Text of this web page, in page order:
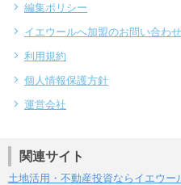
編集ポリシー
イエウールへ加盟のお問い合わせ
利用規約
個人情報保護方針
運営会社
関連サイト
土地活用・不動産投資ならイエウー